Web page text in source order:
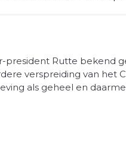
president Rutte bekend
verspreiding van het
als geheel en